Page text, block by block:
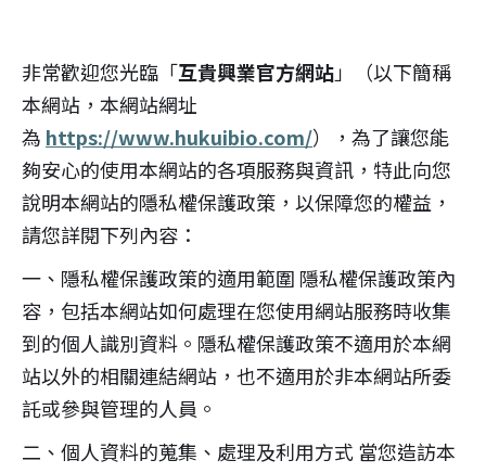
非常歡迎您光臨「互貴興業官方網站」（以下簡稱
本網站，本網站網址
為 https://www.hukuibio.com/），為了讓您能
夠安心的使用本網站的各項服務與資訊，特此向您
說明本網站的隱私權保護政策，以保障您的權益，
請您詳閱下列內容：
一、隱私權保護政策的適用範圍 隱私權保護政策內
容，包括本網站如何處理在您使用網站服務時收集
到的個人識別資料。隱私權保護政策不適用於本網
站以外的相關連結網站，也不適用於非本網站所委
託或參與管理的人員。
二、個人資料的蒐集、處理及利用方式 當您造訪本